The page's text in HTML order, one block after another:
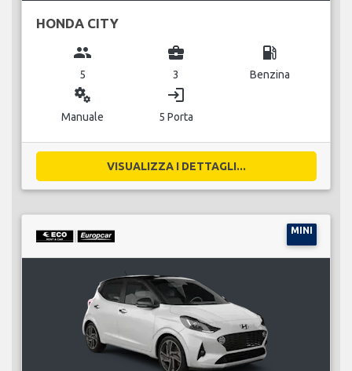
HONDA CITY
group
5
business_center
3
local_gas_station
Benzina
miscellaneous_services
Manuale
login
5 Porta
VISUALIZZA I DETTAGLI...
MINI